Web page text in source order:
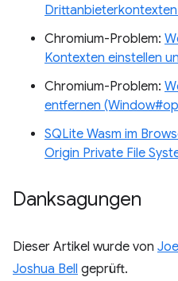
Chromium-Problem:
Kontexten einstellen
Chromium-Problem:
entfernen
SQLite Wasm im
Origin Private File
Danksagungen
Dieser Artikel wurde von
Joshua Bell geprüft.